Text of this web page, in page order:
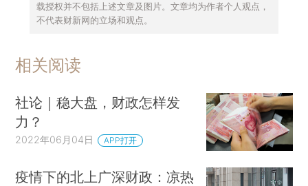
载授权并不包括上述文章及图片。文章均为作者个人观点，
不代表财新网的立场和观点。
相关阅读
社论｜稳大盘，财政怎样发
力？
2022年06月04日 APP打开
疫情下的北上广深财政：凉热